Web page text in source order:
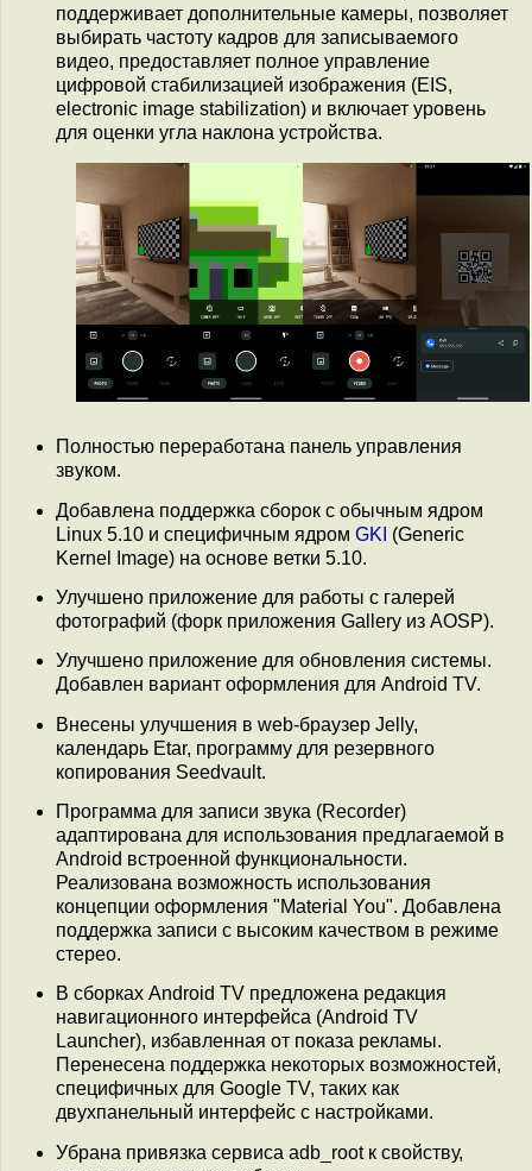
поддерживает дополнительные камеры, позволяет
выбирать частоту кадров для записываемого
видео, предоставляет полное управление
цифровой стабилизацией изображения (EIS,
electronic image stabilization) и включает уровень
для оценки угла наклона устройства.
Полностью переработана панель управления
звуком.
Добавлена поддержка сборок с обычным ядром
Linux 5.10 и специфичным ядром GKI (Generic
Kernel Image) на основе ветки 5.10.
Улучшено приложение для работы с галерей
фотографий (форк приложения Gallery из AOSP).
Улучшено приложение для обновления системы.
Добавлен вариант оформления для Android TV.
Внесены улучшения в web-браузер Jelly,
календарь Etar, программу для резервного
копирования Seedvault.
Программа для записи звука (Recorder)
адаптирована для использования предлагаемой в
Android встроенной функциональности.
Реализована возможность использования
концепции оформления "Material You". Добавлена
поддержка записи с высоким качеством в режиме
стерео.
В сборках Android TV предложена редакция
навигационного интерфейса (Android TV
Launcher), избавленная от показа рекламы.
Перенесена поддержка некоторых возможностей,
специфичных для Google TV, таких как
двухпанельный интерфейс с настройками.
Убрана привязка сервиса adb_root к свойству,